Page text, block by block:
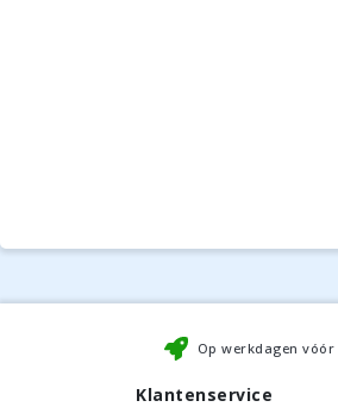
Op werkdagen vóór
Klantenservice